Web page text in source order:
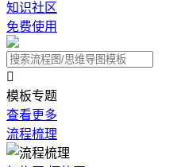
知识社区
免费使用

模板专题
查看更多
流程梳理